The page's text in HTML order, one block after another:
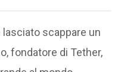
lasciato scappare un
fondatore di Tether,